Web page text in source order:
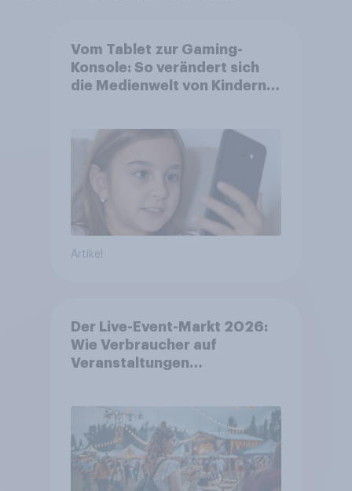
Vom Tablet zur Gaming-
Konsole: So verändert sich
die Medienwelt von Kindern
Artikel
Der Live-Event-Markt 2026:
Wie Verbraucher auf
Veranstaltungen